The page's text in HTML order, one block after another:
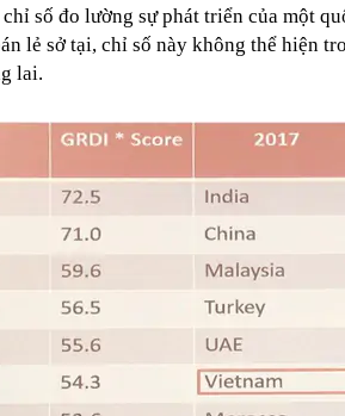
số đo lường sự phát triển của một
lẻ sở tại, chỉ số này không thể hiện
lai.